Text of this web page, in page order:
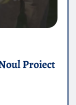
Proiect